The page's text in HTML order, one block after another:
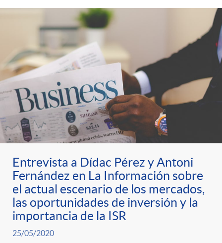
Entrevista a Dídac Pérez y Antoni
Fernández en La Información sobre
el actual escenario de los mercados,
las oportunidades de inversión y la
importancia de la ISR
25/05/2020